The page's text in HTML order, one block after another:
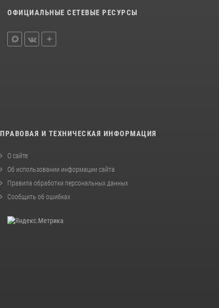
ОФИЦИАЛЬНЫЕ СЕТЕВЫЕ РЕСУРСЫ
ПРАВОВАЯ И ТЕХНИЧЕСКАЯ ИНФОРМАЦИЯ
О сайте
Об использовании информации сайта
Правила обработки персональных данных
Сообщить об ошибках